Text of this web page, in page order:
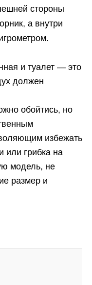
стороны
а внутри
и туалет — это
должен
обойтись, но
избежать
или грибка на
модель, не
размер и